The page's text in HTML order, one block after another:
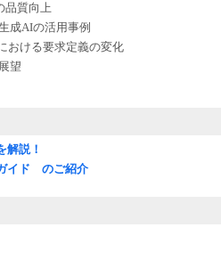
品質向上
成AIの活用事例
おける要求定義の変化
望
解説！
イド のご紹介